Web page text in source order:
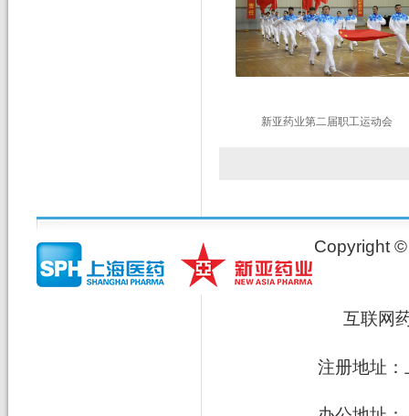
新亚药业第二届职工运动会
Copyright
互联网
注册地址